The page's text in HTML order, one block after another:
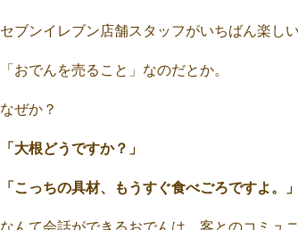
セブンイレブン店舗スタッフがいちばん楽し
「おでんを売ること」なのだとか。
なぜか？
「大根どうですか？」
「こっちの具材、もうすぐ食べごろですよ。」
なんて会話ができるおでんは、客とのコミュ